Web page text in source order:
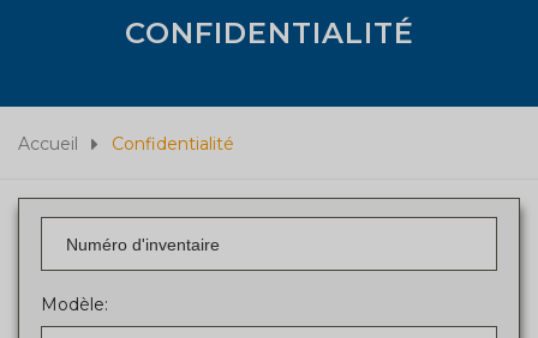
CONFIDENTIALITÉ
Accueil Confidentialité
Modèle: